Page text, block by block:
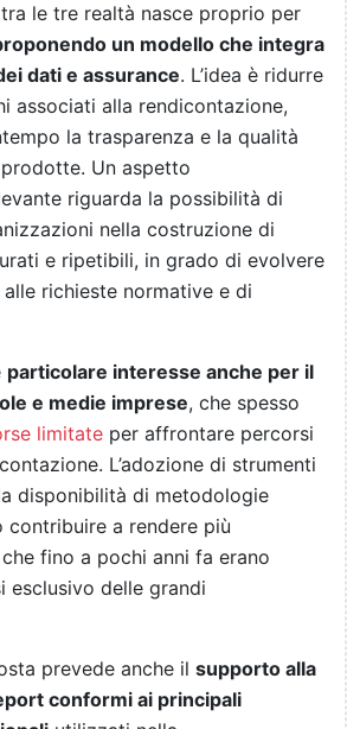
le tre realtà nasce proprio per
un modello che integra
dati e assurance. L’idea è ridurre
associati alla rendicontazione,
la trasparenza e la qualità
Un aspetto
riguarda la possibilità di
nella costruzione di
e ripetibili, in grado di evolvere
richieste normative e di
particolare interesse anche per il
e medie imprese, che spesso
limitate per affrontare percorsi
L’adozione di strumenti
disponibilità di metodologie
contribuire a rendere più
fino a pochi anni fa erano
esclusivo delle grandi
prevede anche il supporto alla
conformi ai principali